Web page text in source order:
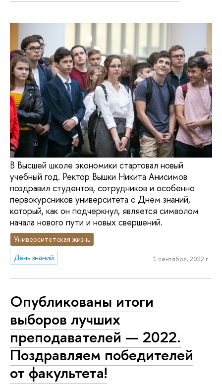
В Высшей школе экономики стартовал новый
учебный год. Ректор Вышки Никита Анисимов
поздравил студентов, сотрудников и особенно
первокурсников университета с Днем знаний,
который, как он подчеркнул, является символом
начала нового пути и новых свершений.
Университетская жизнь
День знаний
1 сентября, 2022 г.
Опубликованы итоги
выборов лучших
преподавателей — 2022.
Поздравляем победителей
от факультета!